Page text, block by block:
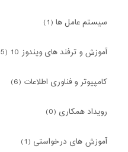
سیستم عامل ها (1)
آموزش و ترفند های ویندوز 10 (5)
کامپیوتر و فناوری اطلاعات (6)
رویداد همکاری (0)
آموزش های درخواستی (1)